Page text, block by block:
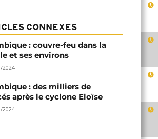
CONNEXES
: couvre-feu dans la
et ses environs
2024
: des milliers de
après le cyclone Eloïse
2024